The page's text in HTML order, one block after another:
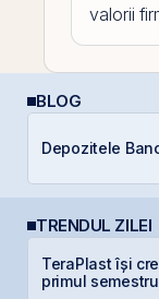
valorii
BLOG
Depozitele
TRENDUL ZILEI
TeraPlast își
primul